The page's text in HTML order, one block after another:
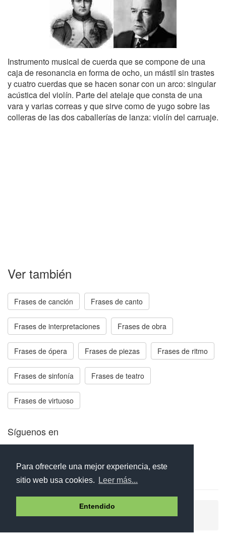
Para ofrecerle una mejor experiencia, este
sitio web usa cookies.
Leer más...
Entendido
Instrumento musical de cuerda que se compone de una
caja de resonancia en forma de ocho, un mástil sin trastes
y cuatro cuerdas que se hacen sonar con un arco: singular
acústica del violín. Parte del atelaje que consta de una
vara y varias correas y que sirve como de yugo sobre las
colleras de las dos caballerías de lanza: violín del carruaje.
Ver también
Frases de canción Frases de canto
Frases de interpretaciones Frases de obra
Frases de ópera Frases de piezas Frases de ritmo
Frases de sinfonía Frases de teatro
Frases de virtuoso
Síguenos en
Aviso legal